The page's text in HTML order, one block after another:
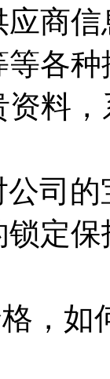
商
各种
料
公司
定
，